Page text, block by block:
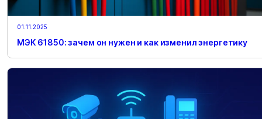
01.11.2025
МЭК 61850: зачем он нужен и как изменил энергетику